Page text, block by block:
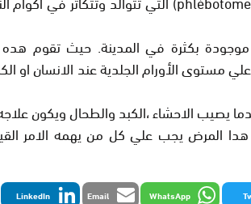
بكثرة في المدينة. حيث تقوم هده
مستوى الأورام الجلدية عند الانسان او
يصيب الاحشاء ،الكبد والطحال ويكون
المرض يجب علي كل من يهمه الامر
WhatsApp
Email
LinkedIn